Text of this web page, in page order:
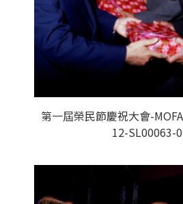
第一屆榮民節慶祝大會-
12-SL00063-